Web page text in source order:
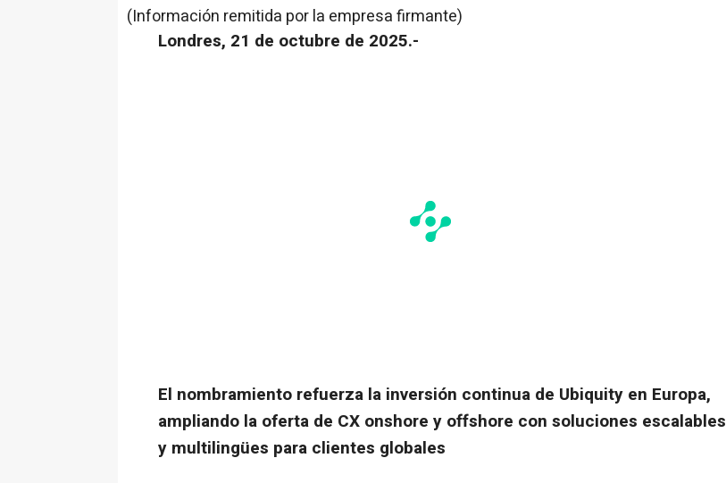
(Información remitida por la empresa firmante)
Londres, 21 de octubre de 2025.-
El nombramiento refuerza la inversión continua de Ubiquity en Europa,
ampliando la oferta de CX onshore y offshore con soluciones escalables
y multilingües para clientes globales